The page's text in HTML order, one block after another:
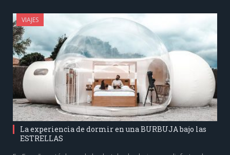
VIAJES
La experiencia de dormir en una BURBUJA bajo las
ESTRELLAS